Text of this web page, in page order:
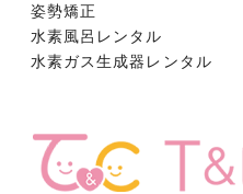
姿勢矯正
水素風呂レンタル
水素ガス生成器レンタル